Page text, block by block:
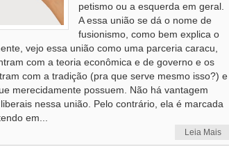
petismo ou a esquerda em geral.
A essa união se dá o nome de
fusionismo, como bem explica o
vejo essa união como uma parceria caracu,
com a teoria econômica e de governo e os
com a tradição (pra que serve mesmo isso?) e
merecidamente possuem. Não há vantagem
nessa união. Pelo contrário, ela é marcada
em...
Leia Mais